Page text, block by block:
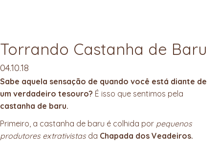
Torrando Castanha de Baru
04.10.18
Sabe aquela sensação de quando você está diante de
um verdadeiro tesouro? É isso que sentimos pela
castanha de baru.
Primeiro, a castanha de baru é colhida por pequenos
produtores extrativistas da Chapada dos Veadeiros.